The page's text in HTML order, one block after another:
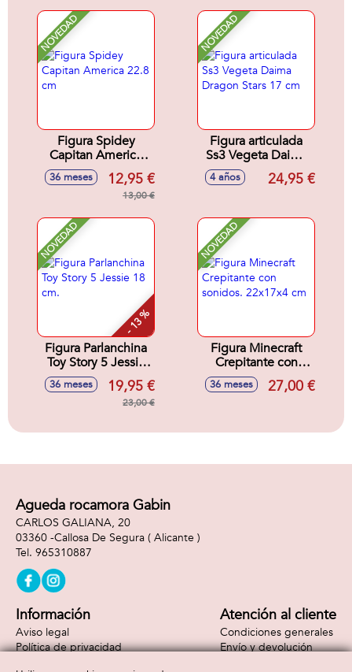
descubre tu nuevo
dinosaurio.
14,90x14,90x10,10
cm
NOVEDAD
Figura Spidey
Capitan America
22.8 cm
36 meses 12,95 €
13,00 €
NOVEDAD
Figura articulada
Ss3 Vegeta Daima
Dragon Stars 17 cm
4 años 24,95 €
NOVEDAD
- 13 %
Figura Parlanchina
Toy Story 5 Jessie
18 cm.
36 meses 19,95 €
23,00 €
NOVEDAD
Figura Minecraft
Crepitante con
sonidos. 22x17x4
cm
36 meses 27,00 €
Agueda rocamora Gabin
CARLOS GALIANA, 20
03360 -Callosa De Segura ( Alicante )
965310887
Información
Aviso legal
Política de privacidad
Atención al cliente
Condiciones generales
Envío y devolución